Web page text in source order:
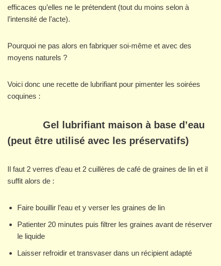
efficaces qu’elles ne le prétendent (tout du moins selon à
l’intensité de l’acte).
Pourquoi ne pas alors en fabriquer soi-même et avec des
moyens naturels ?
Voici donc une recette de lubrifiant pour pimenter les soirées
coquines :
Gel lubrifiant maison à base d’eau
(peut être utilisé avec les préservatifs)
Il faut 2 verres d’eau et 2 cuillères de café de graines de lin et il
suffit alors de :
Faire bouillir l’eau et y verser les graines de lin
Patienter 20 minutes puis filtrer les graines avant de réserver
le liquide
Laisser refroidir et transvaser dans un récipient adapté